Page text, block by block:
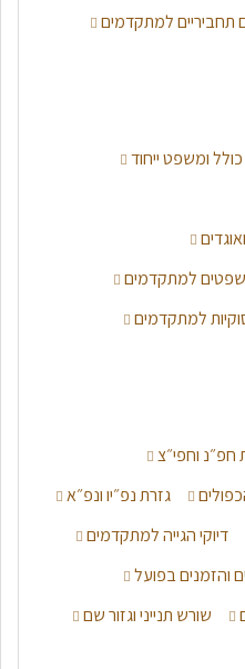
תחביריים למתקדמים
ומשפט ייחוד
למתקדמים
למתקדמים
חפ״נ וחפי״צ
גזרת נפ״יו ונפ״א
דיוקי הגייה למתקדמים
והזמנים בפועל
שורש תנייני וגזור שם